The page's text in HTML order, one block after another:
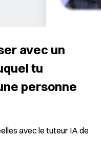
avec un
tu
personne
avec le tuteur IA de